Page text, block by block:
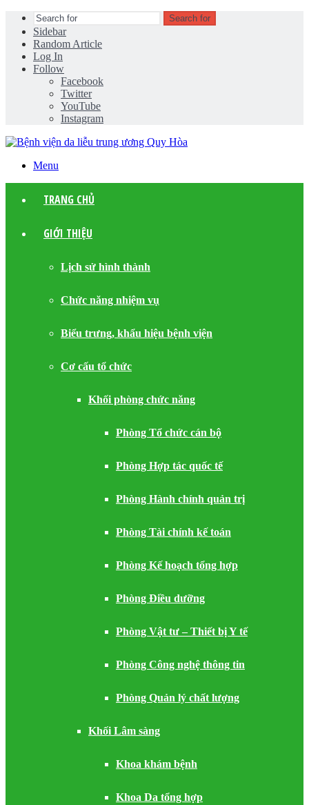
Search for
Sidebar
Random Article
Log In
Follow
Facebook
Twitter
YouTube
Instagram
Menu
TRANG CHỦ
GIỚI THIỆU
Lịch sử hình thành
Chức năng nhiệm vụ
Biểu trưng, khẩu hiệu bệnh viện
Cơ cấu tổ chức
Khối phòng chức năng
Phòng Tổ chức cán bộ
Phòng Hợp tác quốc tế
Phòng Hành chính quản trị
Phòng Tài chính kế toán
Phòng Kế hoạch tổng hợp
Phòng Điều dưỡng
Phòng Vật tư – Thiết bị Y tế
Phòng Công nghệ thông tin
Phòng Quản lý chất lượng
Khối Lâm sàng
Khoa khám bệnh
Khoa Da tổng hợp